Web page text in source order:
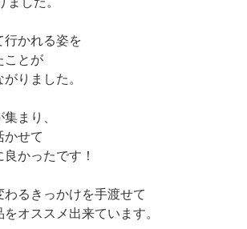
行かれる姿を
ことが
りました。
まり、
かせて
かったです！
るきっかけを手渡せて
オススメ出来ています。